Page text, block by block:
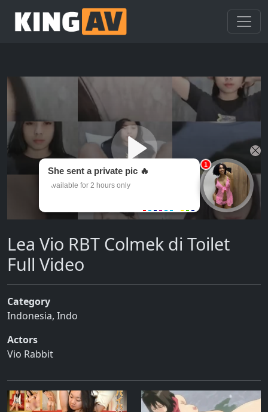
Lea Vio RBT Colmek di Toilet
Full Video
Category
Indonesia, Indo
Actors
Vio Rabbit